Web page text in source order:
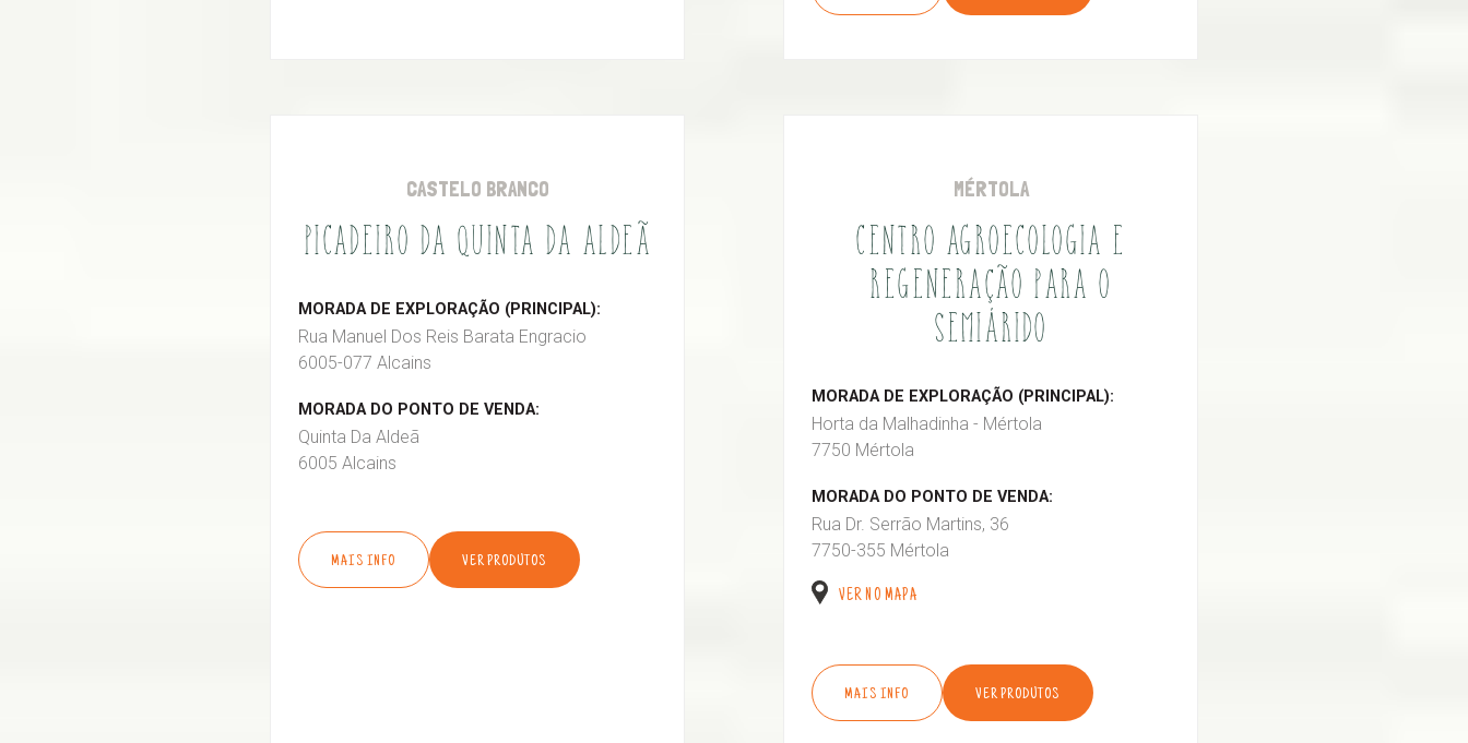
CASTELO BRANCO
PICADEIRO DA QUINTA DA ALDEÃ
MORADA DE EXPLORAÇÃO (PRINCIPAL):
Rua Manuel Dos Reis Barata Engracio
6005-077 Alcains
MORADA DO PONTO DE VENDA:
Quinta Da Aldeã
6005 Alcains
MAIS INFO VER PRODUTOS
MÉRTOLA
CENTRO AGROECOLOGIA E
REGENERAÇÃO PARA O
SEMIÁRIDO
MORADA DE EXPLORAÇÃO (PRINCIPAL):
Horta da Malhadinha - Mértola
7750 Mértola
MORADA DO PONTO DE VENDA:
Rua Dr. Serrão Martins, 36
7750-355 Mértola
VER NO MAPA
MAIS INFO VER PRODUTOS